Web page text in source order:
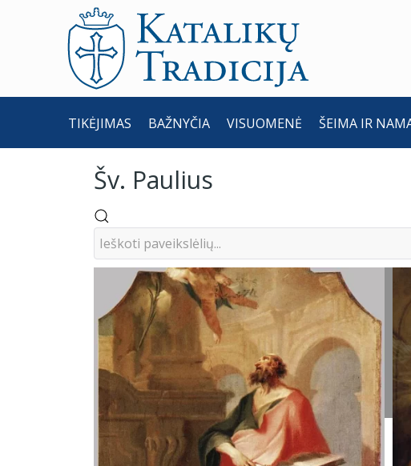
TIKĖJIMAS BAŽNYČIA VISUOMENĖ ŠEIMA IR
Šv. Paulius